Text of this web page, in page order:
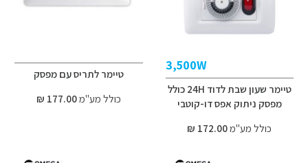
3,500W
טיימר שעון שבת לדוד 24H כולל
מפסק ניתוק אפס דו-קוטבי
כולל מע"מ172.00 ₪
טיימר לתריס עם מפסק
כולל מע"מ177.00 ₪